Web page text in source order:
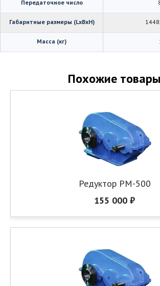
Передаточное число
Габаритные размеры (LхBхH)
Масса (кг)
Похожие товары
Редуктор РМ-500
155 000 ₽